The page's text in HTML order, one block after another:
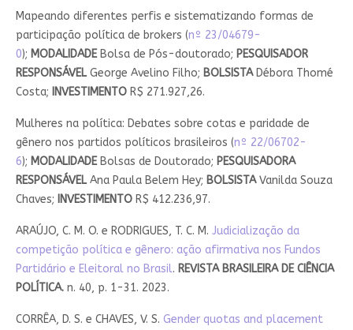
Mapeando diferentes perfis e sistematizando formas de
participação política de brokers (nº 23/04679-
0); MODALIDADEBolsa de Pós-doutorado; PESQUISADOR
RESPONSÁVELGeorge Avelino Filho; BOLSISTADébora Thomé
Costa; INVESTIMENTOR$ 271.927,26.
Mulheres na política: Debates sobre cotas e paridade de
gênero nos partidos políticos brasileiros (nº 22/06702-
6); MODALIDADEBolsas de Doutorado; PESQUISADORA
RESPONSÁVELAna Paula Belem Hey; BOLSISTAVanilda Souza
Chaves; INVESTIMENTOR$ 412.236,97.
ARAÚJO, C. M. O. e RODRIGUES, T. C. M. Judicialização da
competição política e gênero: ação afirmativa nos Fundos
Partidário e Eleitoral no Brasil. REVISTA BRASILEIRA DE CIÊNCIA
POLÍTICA.n. 40, p. 1-31. 2023.
CORRÊA, D. S. e CHAVES, V. S. Gender quotas and placement